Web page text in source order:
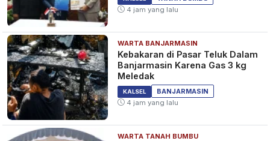
4 jam yang lalu
WARTA BANJARMASIN
Kebakaran di Pasar Teluk Dalam
Banjarmasin Karena Gas 3 kg
Meledak
KALSEL
BANJARMASIN
4 jam yang lalu
WARTA TANAH BUMBU